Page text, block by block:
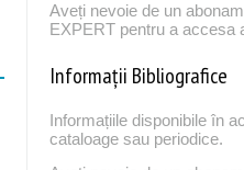
Aveți nevoie de un
EXPERT pentru a accesa
Informații Bibliografice
Informațiile disponibile în
cataloage sau periodice.